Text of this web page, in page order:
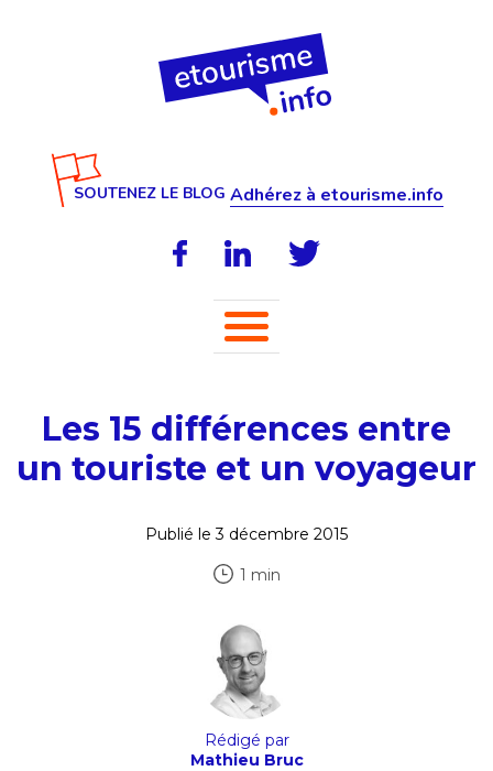
SOUTENEZ LE BLOG Adhérez à etourisme.info
Les 15 différences entre
un touriste et un voyageur
Publié le 3 décembre 2015
1 min
Rédigé par
Mathieu Bruc